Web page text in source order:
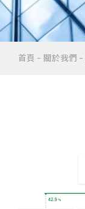
首頁 關於我們